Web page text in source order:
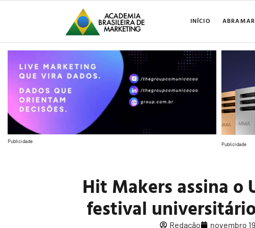
INÍCIO
Publicidade Publicidade
Hit Makers assina o
festival
Redação novembro